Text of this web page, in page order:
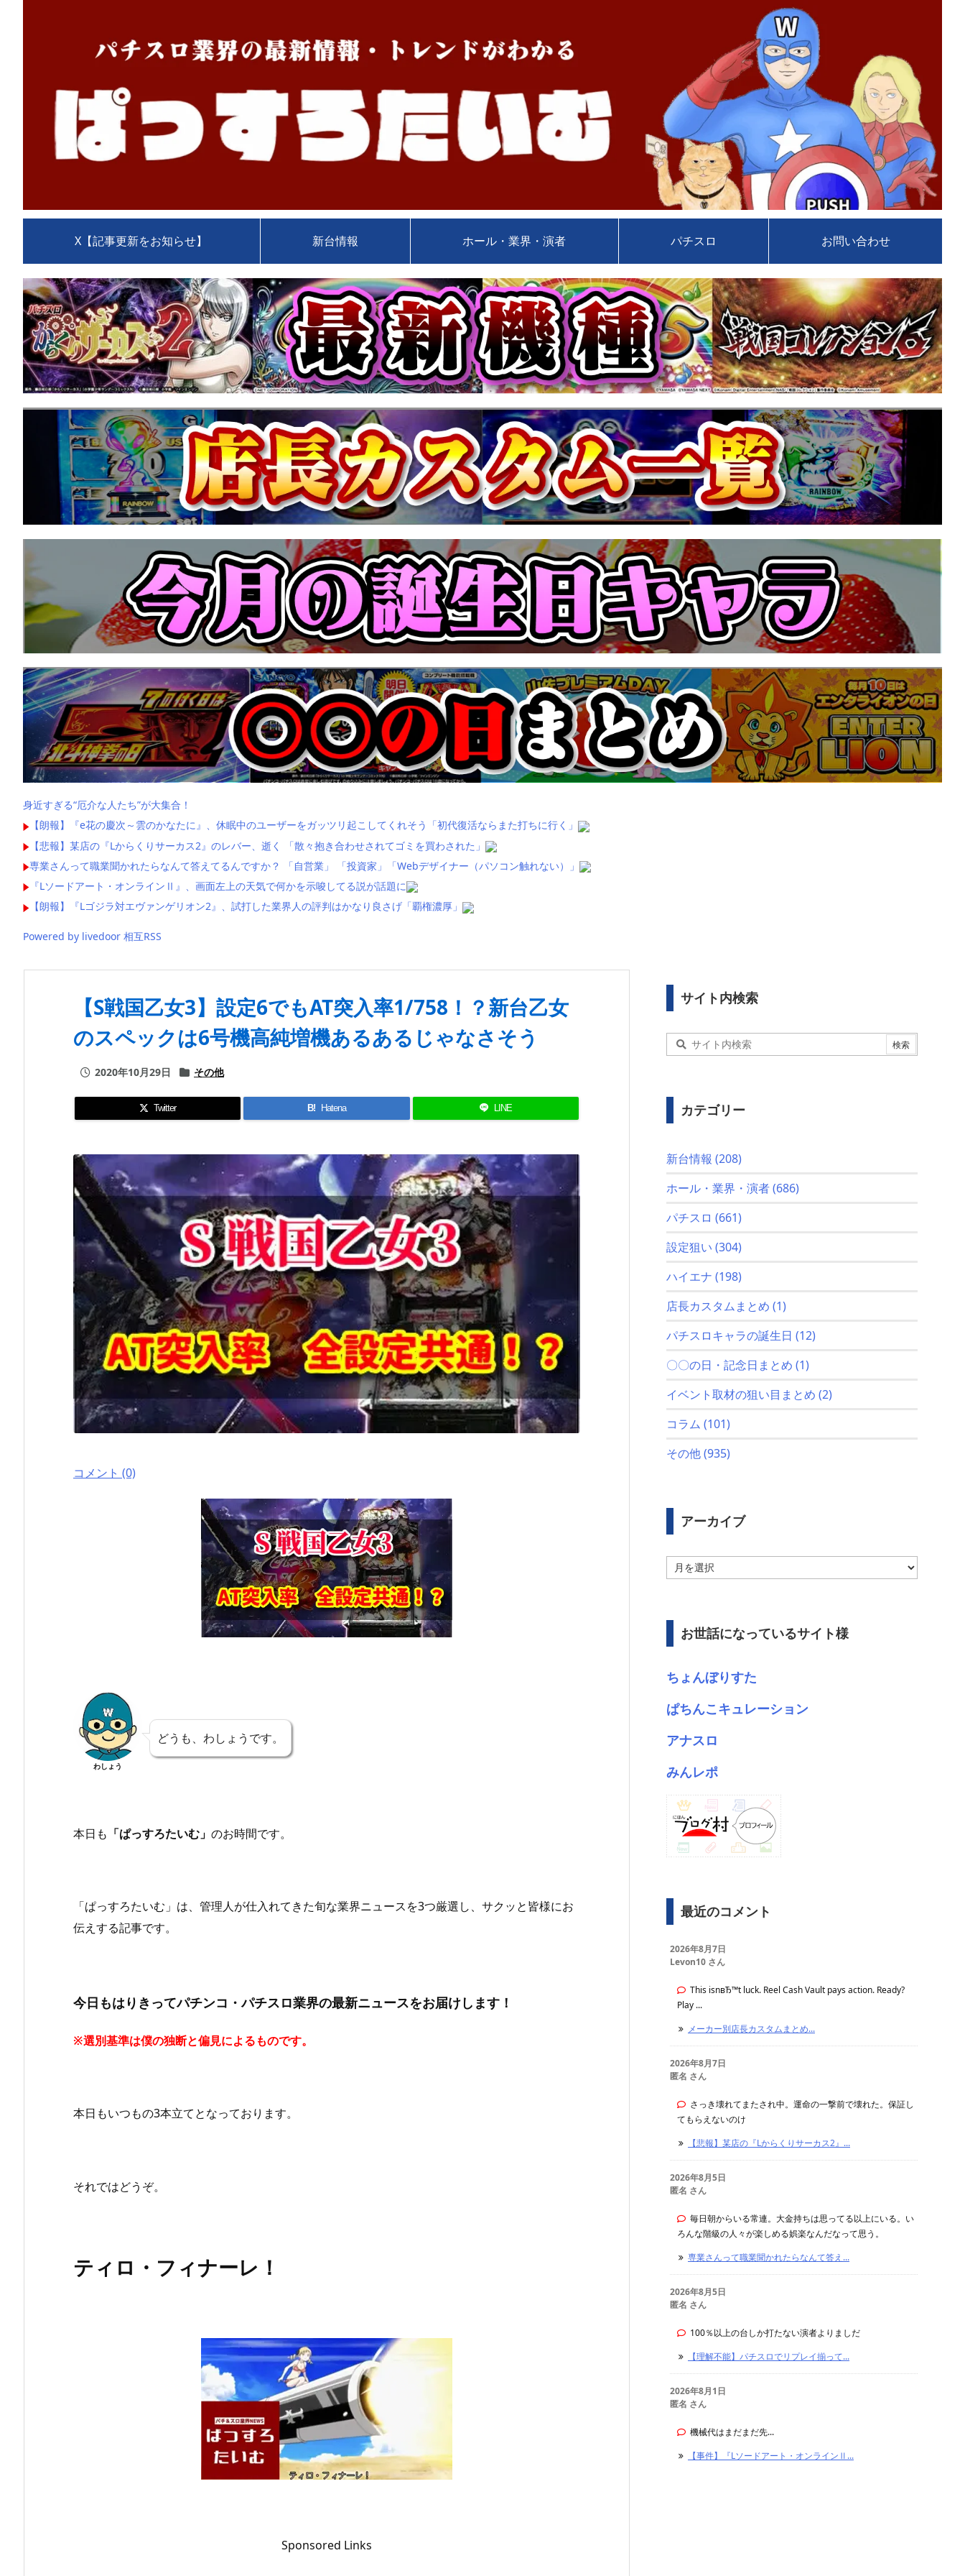
X【記事更新をお知らせ】 新台情報 ホール・業界・演者 パチスロ お問い合わせ
身近すぎる“厄介な人たち”が大集合！
【朗報】『e花の慶次～雲のかなたに』、休眠中のユーザーをガッツリ起こしてくれそう「初代復活ならまた打ちに行く」
【悲報】某店の『Lからくりサーカス2』のレバー、逝く 「散々抱き合わせされてゴミを買わされた」
専業さんって職業聞かれたらなんて答えてるんですか？ 「自営業」 「投資家」「Webデザイナー（パソコン触れない）」
『Lソードアート・オンラインⅡ』、画面左上の天気で何かを示唆してる説が話題に
【朗報】『Lゴジラ対エヴァンゲリオン2』、試打した業界人の評判はかなり良さげ「覇権濃厚」
Powered by livedoor 相互RSS
【S戦国乙女3】設定6でもAT突入率1/758！？新台乙女
のスペックは6号機高純増機あるあるじゃなさそう
2020年10月29日 その他
Twitter B! Hatena LINE
コメント (0)
わしょう
どうも、わしょうです。
本日も 「ぱっすろたいむ」 のお時間です。
「ぱっすろたいむ」は、管理人が仕入れてきた旬な業界ニュースを3つ厳選し、サクッと皆様にお
伝えする記事です。
今日もはりきってパチンコ・パチスロ業界の最新ニュースをお届けします！
※選別基準は僕の独断と偏見によるものです。
本日もいつもの3本立てとなっております。
それではどうぞ。
ティロ・フィナーレ！
Sponsored Links
サイト内検索
カテゴリー
新台情報 (208)
ホール・業界・演者(686)
パチスロ (661)
設定狙い (304)
ハイエナ (198)
店長カスタムまとめ (1)
パチスロキャラの誕生日 (12)
〇〇の日・記念日まとめ (1)
イベント取材の狙い目まとめ (2)
コラム (101)
その他(935)
アーカイブ
ー
ブ
お世話になっているサイト様
ちょんぼりすた
ぱちんこキュレーション
アナスロ
みんレポ
最近のコメント
2026年8月7日
Levon10 さん
This isnвЂ™t luck. Reel Cash Vault pays action. Ready?
Play ...
メーカー別店長カスタムまとめ...
2026年8月7日
匿名 さん
さっき壊れてまたされ中。運命の一撃前で壊れた。保証し
てもらえないのけ
【悲報】某店の『Lからくりサーカス2』...
2026年8月5日
匿名 さん
毎日朝からいる常連。大金持ちは思ってる以上にいる。い
ろんな階級の人々が楽しめる娯楽なんだなって思う。
専業さんって職業聞かれたらなんて答え...
2026年8月5日
匿名 さん
100％以上の台しか打たない演者よりましだ
【理解不能】パチスロでリプレイ揃って...
2026年8月1日
匿名 さん
機械代はまだまだ先...
【事件】『Lソードアート・オンラインⅡ...